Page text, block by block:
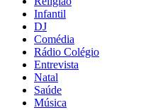
Infantil
DJ
Comédia
Rádio Colégio
Entrevista
Natal
Saúde
Música